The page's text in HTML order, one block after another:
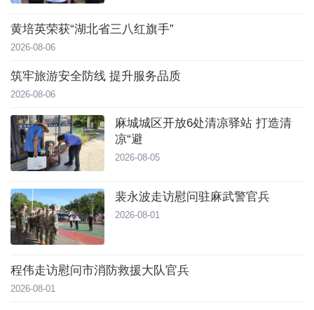
黄培英荣获“湖北省三八红旗手”
2026-08-06
筑牢旅游安全防线 提升服务品质
2026-08-06
麻城城区开放6处清凉驿站 打造清
凉“避
2026-08-05
裴永波走访慰问驻麻武警官兵
2026-08-01
程伟走访慰问市消防救援大队官兵
2026-08-01